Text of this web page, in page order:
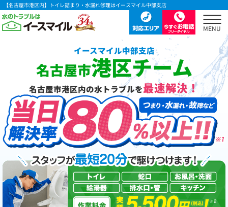
【名古屋市港区内】トイレ詰まり・水漏れ修理はイースマイル中部支店
イースマイル中部支店
名古屋市港区チーム
名古屋市港区内の水トラブルを最速解決！